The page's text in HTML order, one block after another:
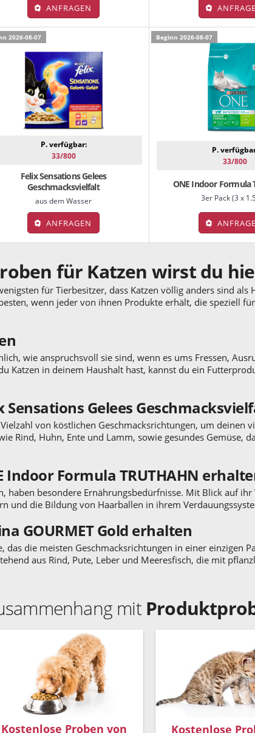
ANFRAGEN
2026-08-07
P. verfügbar:
33/800
Felix Sensations Gelees
Geschmacksvielfalt
aus dem Wasser
ANFRAGEN
Beginn 2026-08-07
P.
33/800
ONE Indoor Formula
3er Pack (3 x
für Katzen wirst du
für Tierbesitzer, dass Katzen völlig anders sind
wenn jeder von ihnen Produkte erhält, die speziell
wie anspruchsvoll sie sind, wenn es ums Fressen,
Katzen in deinem Haushalt hast, kannst du ein
Sensations Gelees
von köstlichen Geschmacksrichtungen, um deinen
Rind, Huhn, Ente und Lamm, sowie gesundes Gemüse,
Indoor Formula TRUTHAHN
haben besondere Ernährungsbedürfnisse. Mit Blick auf
und die Bildung von Haarballen in ihrem
GOURMET Gold erhalten
das die meisten Geschmacksrichtungen in einer einzigen
aus Rind, Pute, Leber und Meeresfisch, die mit
mit
Kostenlose Proben von Kostenlose